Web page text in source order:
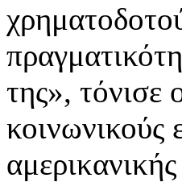
της»,
κοινωνικούς